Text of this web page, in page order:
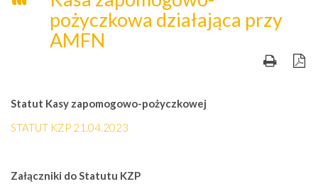
pożyczkowa działająca przy
AMFN
Statut Kasy zapomogowo-pożyczkowej
STATUT KZP 21.04.2023
Załączniki do Statutu KZP